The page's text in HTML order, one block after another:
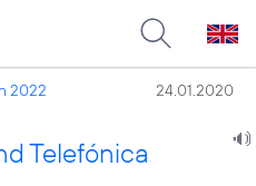
2022 24.01.2020
Telefónica